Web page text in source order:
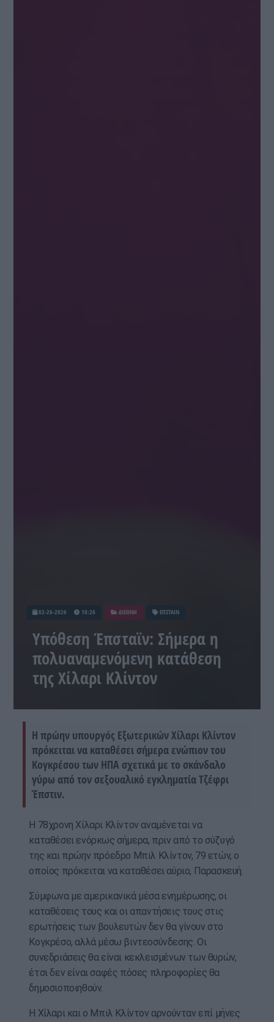
02-26-2026 10:26 ΔΙΕΘΝΗ ΕΠΣΤΑΙΝ
Υπόθεση Έπσταϊν: Σήμερα η
πολυαναμενόμενη κατάθεση
της Χίλαρι Κλίντον
Η πρώην υπουργός Εξωτερικών Χίλαρι Κλίντον
πρόκειται να καταθέσει σήμερα ενώπιον του
Κογκρέσου των ΗΠΑ σχετικά με το σκάνδαλο
γύρω από τον σεξουαλικό εγκληματία Τζέφρι
Έπστιν.
Η 78χρονη Χίλαρι Κλίντον αναμένεται να
καταθέσει ενόρκως σήμερα, πριν από το σύζυγό
της και πρώην πρόεδρο Μπιλ Κλίντον, 79 ετών, ο
οποίος πρόκειται να καταθέσει αύριο, Παρασκευή.
Σύμφωνα με αμερικανικά μέσα ενημέρωσης, οι
καταθέσεις τους και οι απαντήσεις τους στις
ερωτήσεις των βουλευτών δεν θα γίνουν στο
Κογκρέσο, αλλά μέσω βιντεοσύνδεσης. Οι
συνεδριάσεις θα είναι κεκλεισμένων των θυρών,
έτσι δεν είναι σαφές πόσες πληροφορίες θα
δημοσιοποιηθούν.
Η Χίλαρι και ο Μπιλ Κλίντον αρνούνταν επί μήνες